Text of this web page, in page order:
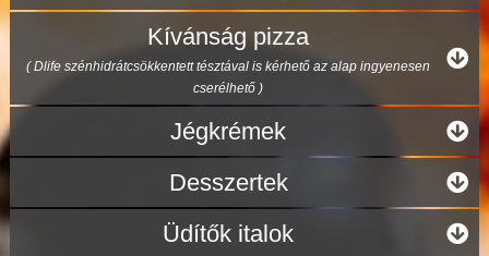
Kívánság pizza
( Dlife szénhidrátcsökkentett tésztával is kérhető az alap ingyenesen
cserélhető )
Jégkrémek
Desszertek
Üdítők italok